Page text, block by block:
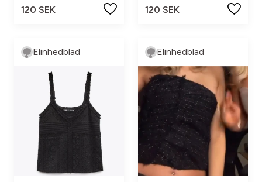
120 SEK
120 SEK
Elinhedblad Elinhedblad